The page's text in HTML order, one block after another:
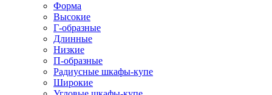
Форма
Высокие
Г-образные
Длинные
Низкие
П-образные
Радиусные шкафы-купе
Широкие